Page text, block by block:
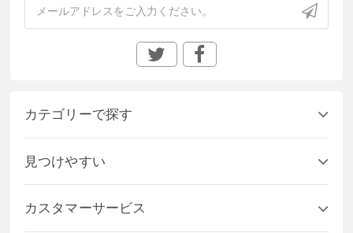
カテゴリーで探す
見つけやすい
カスタマーサービス